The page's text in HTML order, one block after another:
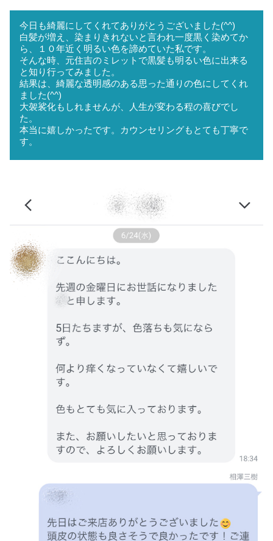
今日も綺麗にしてくれてありがとうございました(^^)
白髪が増え、染まりきれないと言われ一度黒く染めてか
ら、１０年近く明るい色を諦めていた私です。
そんな時、元住吉のミレットで黒髪も明るい色に出来る
と知り行ってみました。
結果は、綺麗な透明感のある思った通りの色にしてくれ
ました(^^)
大袈裟化もしれませんが、人生が変わる程の喜びでし
た。
本当に嬉しかったです。カウンセリングもとても丁寧で
す。